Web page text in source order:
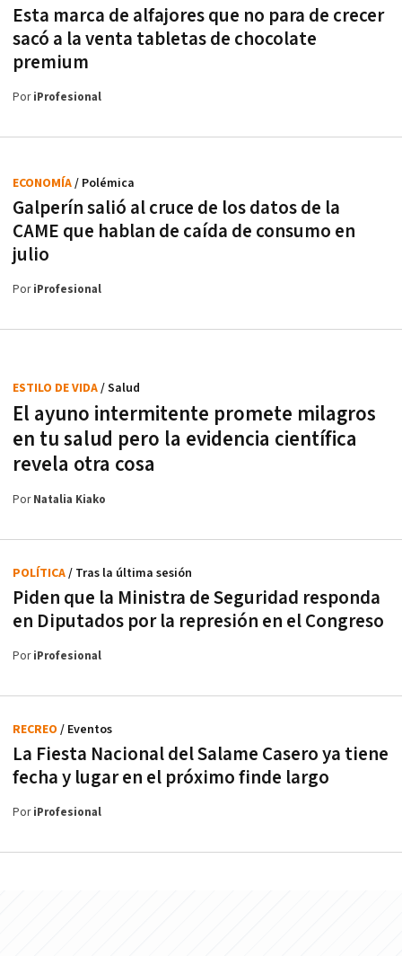
Esta marca de alfajores que no para de crecer
sacó a la venta tabletas de chocolate
premium
PoriProfesional
Galperín salió al cruce de los datos de la
CAME que hablan de caída de consumo en
julio
ECONOMÍA/ Polémica
PoriProfesional
El ayuno intermitente promete milagros
en tu salud pero la evidencia científica
revela otra cosa
ESTILO DE VIDA/ Salud
PorNatalia Kiako
Piden que la Ministra de Seguridad responda
en Diputados por la represión en el Congreso
POLÍTICA/ Tras la última sesión
PoriProfesional
La Fiesta Nacional del Salame Casero ya tiene
fecha y lugar en el próximo finde largo
RECREO / Eventos
PoriProfesional